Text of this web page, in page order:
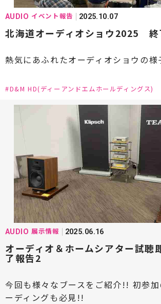
AUDIO イベント報告 2025.10.07
北海道オーディオショウ2025 終
熱気にあふれたオーディオショウの様
#D&M HD(ディーアンドエムホールディングス)
AUDIO 展示情報 2025.06.16
オーディオ＆ホームシアター試聴
了報告2
今回も様々なブースをご紹介!! 初参
ーディングも必見!!